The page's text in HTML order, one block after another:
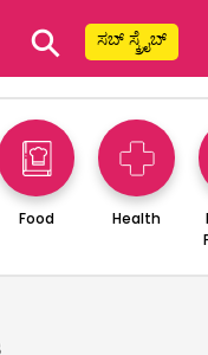
⚲ ಸಬ್ ಸ್ಕ್ರೈಬ್
Food Health